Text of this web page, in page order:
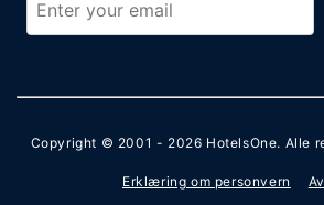
Copyright © 2001 - 2026 HotelsOne. Alle
Erklæring om personvern